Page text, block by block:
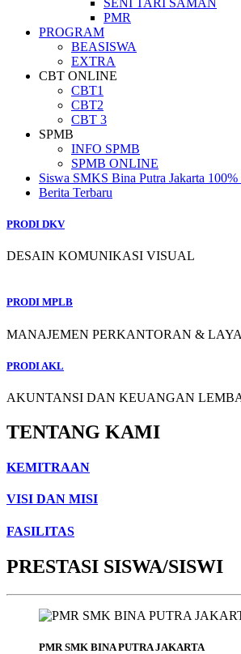
PMR
PROGRAM
BEASISWA
EXTRA
CBT ONLINE
CBT1
CBT2
CBT 3
SPMB
INFO SPMB
SPMB ONLINE
Siswa SMKS Bina Putra Jakarta
Berita Terbaru
PRODI DKV
DESAIN KOMUNIKASI VISUAL
PRODI MPLB
MANAJEMEN PERKANTORAN &
PRODI AKL
AKUNTANSI DAN KEUANGAN
TENTANG KAMI
KEMITRAAN
VISI DAN MISI
FASILITAS
PRESTASI SISWA/SISWI
PMR SMK BINA PUTRA JAKARTA